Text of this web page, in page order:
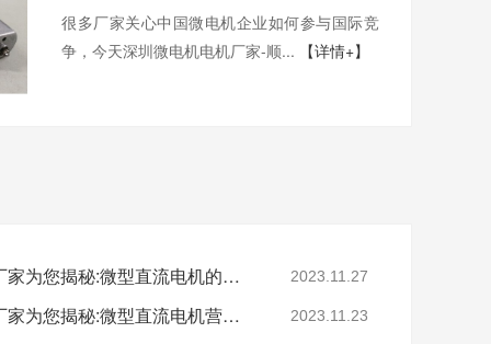
很多厂家关心中国微电机企业如何参与国际竞
争，今天深圳微电机电机厂家-顺...
【详情+】
深圳微型直流电机电机厂家为您揭秘:微型直流电机的销售方案 2023.11.27
深圳微型直流电机电机厂家为您揭秘:微型直流电机营销策略 2023.11.23